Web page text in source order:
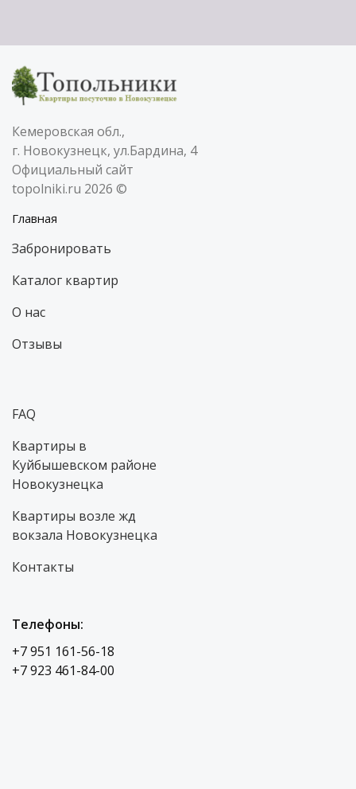
Кемеровская обл.,
г. Новокузнецк, ул.Бардина, 4
Официальный сайт
topolniki.ru 2026 ©
Главная
Забронировать
Каталог квартир
О нас
Отзывы
FAQ
Квартиры в
Куйбышевском районе
Новокузнецка
Квартиры возле жд
вокзала Новокузнецка
Контакты
Телефоны:
+7 951 161-56-18
+7 923 461-84-00